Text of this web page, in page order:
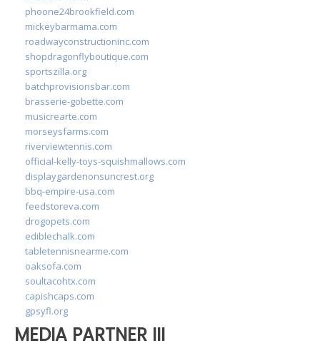
phoone24brookfield.com
mickeybarmama.com
roadwayconstructioninc.com
shopdragonflyboutique.com
sportszilla.org
batchprovisionsbar.com
brasserie-gobette.com
musicrearte.com
morseysfarms.com
riverviewtennis.com
official-kelly-toys-squishmallows.com
displaygardenonsuncrest.org
bbq-empire-usa.com
feedstoreva.com
drogopets.com
ediblechalk.com
tabletennisnearme.com
oaksofa.com
soultacohtx.com
capishcaps.com
gpsyfl.org
MEDIA PARTNER III